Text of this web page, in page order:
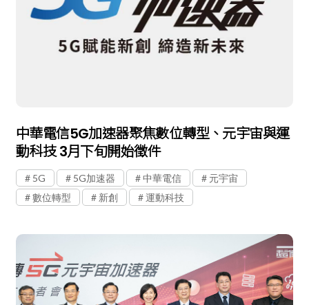
中華電信5G加速器聚焦數位轉型、元宇宙與運
動科技 3月下旬開始徵件
5G 5G加速器 中華電信
元宇宙
數位轉型
新創 運動科技